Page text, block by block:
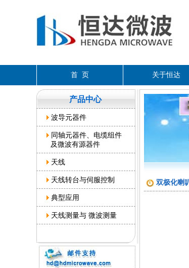
首 页 关于恒达
产品中心
波导元器件
同轴元器件、电缆组件
及微波有源器件
天线
天线转台与伺服控制
典型应用
天线测量与 微波测量
双极化喇